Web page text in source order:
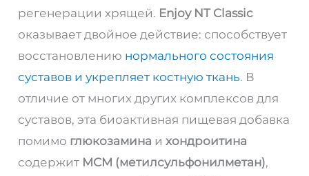
регенерации хрящей. Enjoy NT Classic
оказывает двойное действие: способствует
восстановлению нормального состояния
суставов и укрепляет костную ткань. В
отличие от многих других комплексов для
суставов, эта биоактивная пищевая добавка
помимо глюкозамина ихондроитина
содержит МСМ (метилсульфонилметан),